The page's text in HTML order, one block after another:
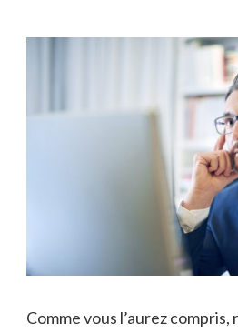
Comme vous l’aurez